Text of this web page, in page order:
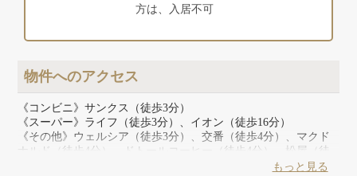
方は、入居不可
物件へのアクセス
《コンビニ》サンクス（徒歩3分）
《スーパー》ライフ（徒歩3分）、イオン（徒歩16分）
《その他》ウェルシア（徒歩3分）、交番（徒歩4分）、マクド
ナルド（徒歩4分）、ドトールコーヒー（徒歩4分）、松屋（徒
歩4分）、餃子の満州（徒歩4分）、ガスト（徒歩5分）、サイゼ
もっと見る